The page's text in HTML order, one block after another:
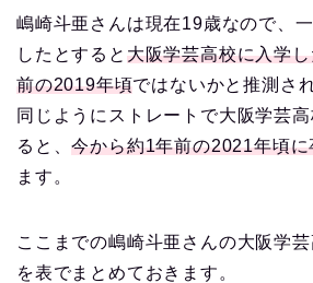
嶋崎斗亜さんは現在19歳なので、
したとすると 大阪学芸高校に入学
前の2019年頃ではないかと推測さ
同じようにストレートで大阪学芸
ると、今から約1年前の2021年頃に
ます。
ここまでの嶋崎斗亜さんの大阪学
を表でまとめておきます。